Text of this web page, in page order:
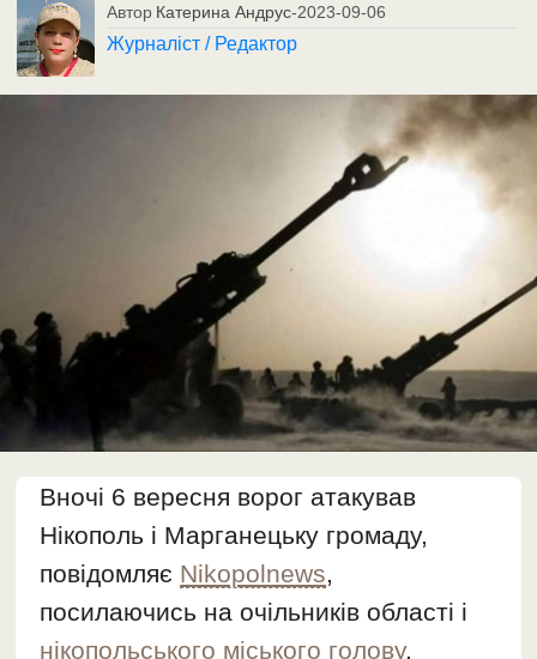
Автор Катерина Андрус-2023-09-06
Журналіст / Редактор
Вночі 6 вересня ворог атакував
Нікополь і Марганецьку громаду,
повідомляє Nikopolnews,
посилаючись на очільників області і
нікопольського міського голову.